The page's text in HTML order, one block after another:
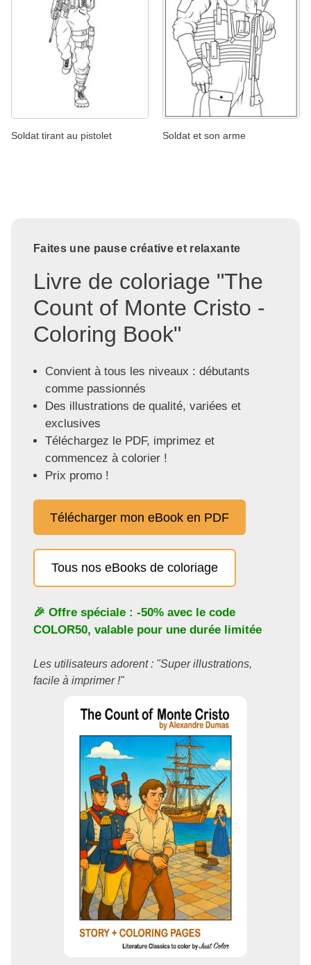
Soldat tirant au pistolet Soldat et son arme
Faites une pause créative et relaxante
Livre de coloriage "The
Count of Monte Cristo -
Coloring Book"
Convient à tous les niveaux : débutants
comme passionnés
Des illustrations de qualité, variées et
exclusives
Téléchargez le PDF, imprimez et
commencez à colorier !
Prix promo !
Télécharger mon eBook en PDF
Tous nos eBooks de coloriage
🎉 Offre spéciale : -50% avec le code
COLOR50, valable pour une durée limitée
Les utilisateurs adorent : "Super illustrations,
facile à imprimer !"